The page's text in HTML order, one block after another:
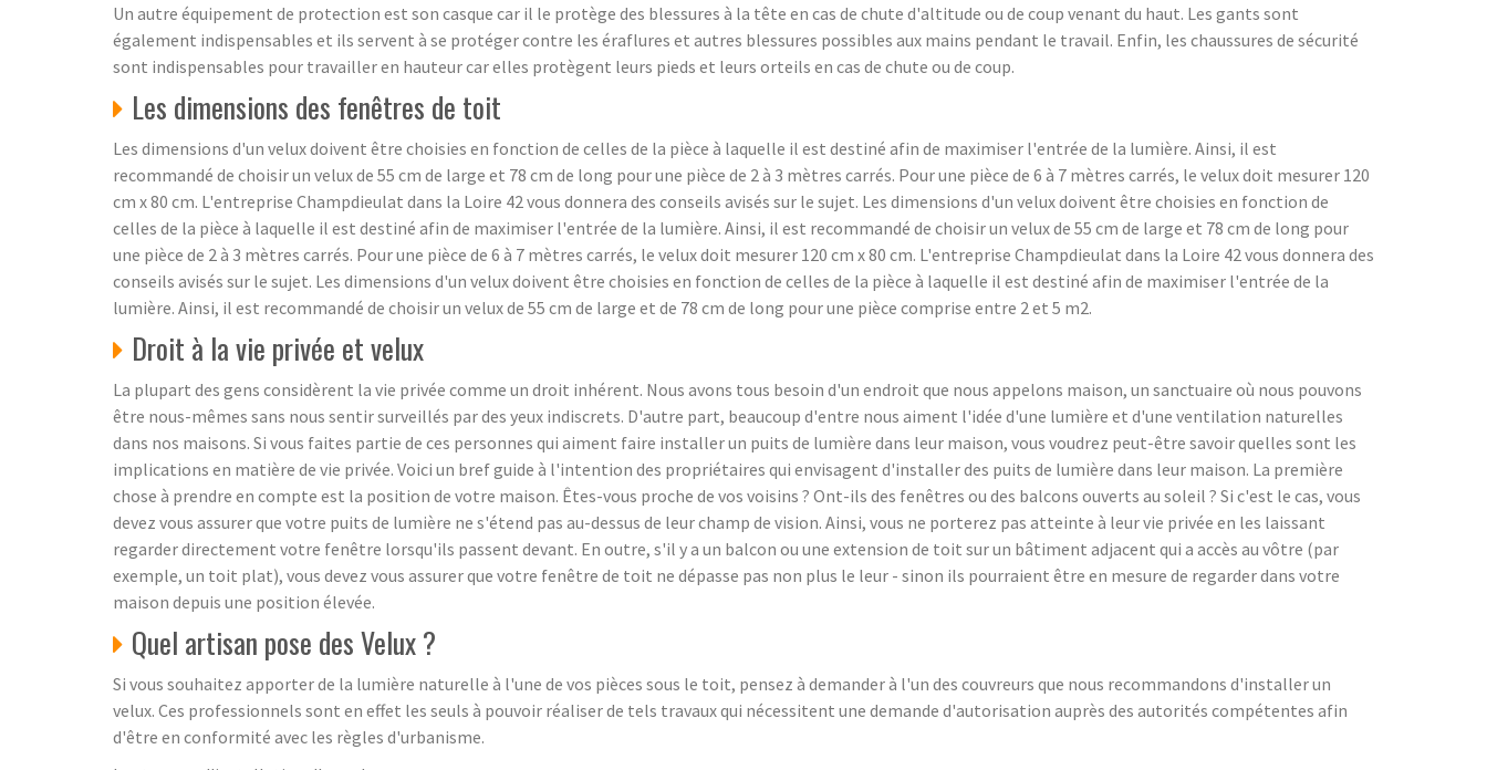
Un autre équipement de protection est son casque car il le protège des blessures à la tête en cas de chute d'altitude ou de coup venant du haut. Les gants sont
également indispensables et ils servent à se protéger contre les éraflures et autres blessures possibles aux mains pendant le travail. Enfin, les chaussures de sécurité
sont indispensables pour travailler en hauteur car elles protègent leurs pieds et leurs orteils en cas de chute ou de coup.
Les dimensions des fenêtres de toit
Les dimensions d'un velux doivent être choisies en fonction de celles de la pièce à laquelle il est destiné afin de maximiser l'entrée de la lumière. Ainsi, il est
recommandé de choisir un velux de 55 cm de large et 78 cm de long pour une pièce de 2 à 3 mètres carrés. Pour une pièce de 6 à 7 mètres carrés, le velux doit mesurer 120
cm x 80 cm. L'entreprise Champdieulat dans la Loire 42 vous donnera des conseils avisés sur le sujet. Les dimensions d'un velux doivent être choisies en fonction de
celles de la pièce à laquelle il est destiné afin de maximiser l'entrée de la lumière. Ainsi, il est recommandé de choisir un velux de 55 cm de large et 78 cm de long pour
une pièce de 2 à 3 mètres carrés. Pour une pièce de 6 à 7 mètres carrés, le velux doit mesurer 120 cm x 80 cm. L'entreprise Champdieulat dans la Loire 42 vous donnera des
conseils avisés sur le sujet. Les dimensions d'un velux doivent être choisies en fonction de celles de la pièce à laquelle il est destiné afin de maximiser l'entrée de la
lumière. Ainsi, il est recommandé de choisir un velux de 55 cm de large et de 78 cm de long pour une pièce comprise entre 2 et 5 m2.
Droit à la vie privée et velux
La plupart des gens considèrent la vie privée comme un droit inhérent. Nous avons tous besoin d'un endroit que nous appelons maison, un sanctuaire où nous pouvons
être nous-mêmes sans nous sentir surveillés par des yeux indiscrets. D'autre part, beaucoup d'entre nous aiment l'idée d'une lumière et d'une ventilation naturelles
dans nos maisons. Si vous faites partie de ces personnes qui aiment faire installer un puits de lumière dans leur maison, vous voudrez peut-être savoir quelles sont les
implications en matière de vie privée. Voici un bref guide à l'intention des propriétaires qui envisagent d'installer des puits de lumière dans leur maison. La première
chose à prendre en compte est la position de votre maison. Êtes-vous proche de vos voisins ? Ont-ils des fenêtres ou des balcons ouverts au soleil ? Si c'est le cas, vous
devez vous assurer que votre puits de lumière ne s'étend pas au-dessus de leur champ de vision. Ainsi, vous ne porterez pas atteinte à leur vie privée en les laissant
regarder directement votre fenêtre lorsqu'ils passent devant. En outre, s'il y a un balcon ou une extension de toit sur un bâtiment adjacent qui a accès au vôtre (par
exemple, un toit plat), vous devez vous assurer que votre fenêtre de toit ne dépasse pas non plus le leur - sinon ils pourraient être en mesure de regarder dans votre
maison depuis une position élevée.
Quel artisan pose des Velux ?
Si vous souhaitez apporter de la lumière naturelle à l'une de vos pièces sous le toit, pensez à demander à l'un des couvreurs que nous recommandons d'installer un
velux. Ces professionnels sont en effet les seuls à pouvoir réaliser de tels travaux qui nécessitent une demande d'autorisation auprès des autorités compétentes afin
d'être en conformité avec les règles d'urbanisme.